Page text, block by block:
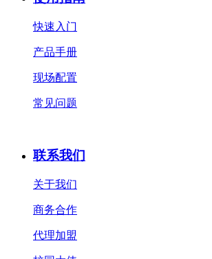
快速入门
产品手册
现场配置
常见问题
联系我们
关于我们
商务合作
代理加盟